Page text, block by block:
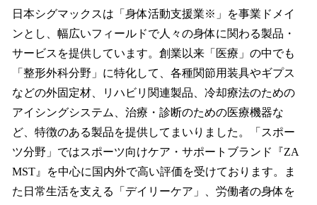
日本シグマックスは「身体活動支援業※」を事業ドメイ
ンとし、幅広いフィールドで人々の身体に関わる製品・
サービスを提供しています。創業以来「医療」の中でも
「整形外科分野」に特化して、各種関節用装具やギプス
などの外固定材、リハビリ関連製品、冷却療法のための
アイシングシステム、治療・診断のための医療機器な
ど、特徴のある製品を提供してまいりました。「スポー
ツ分野」ではスポーツ向けケア・サポートブランド『ZA
MST』を中心に国内外で高い評価を受けております。ま
た日常生活を支える「デイリーケア」、労働者の身体を